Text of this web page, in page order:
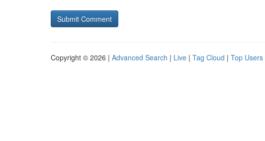
Copyright © 2026 | Advanced Search | Live | Tag Cloud | Top Users